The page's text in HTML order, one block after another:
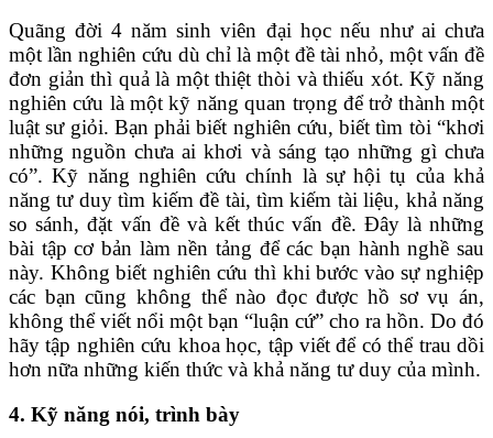
Quãng đời 4 năm sinh viên đại học nếu như ai chưa
một lần nghiên cứu dù chỉ là một đề tài nhỏ, một vấn đề
đơn giản thì quả là một thiệt thòi và thiếu xót. Kỹ năng
nghiên cứu là một kỹ năng quan trọng để trở thành một
luật sư giỏi. Bạn phải biết nghiên cứu, biết tìm tòi “khơi
những nguồn chưa ai khơi và sáng tạo những gì chưa
có”. Kỹ năng nghiên cứu chính là sự hội tụ của khả
năng tư duy tìm kiếm đề tài, tìm kiếm tài liệu, khả năng
so sánh, đặt vấn đề và kết thúc vấn đề. Đây là những
bài tập cơ bản làm nền tảng để các bạn hành nghề sau
này. Không biết nghiên cứu thì khi bước vào sự nghiệp
các bạn cũng không thể nào đọc được hồ sơ vụ án,
không thể viết nổi một bạn “luận cứ” cho ra hồn. Do đó
hãy tập nghiên cứu khoa học, tập viết để có thể trau dồi
hơn nữa những kiến thức và khả năng tư duy của mình.
4. Kỹ năng nói, trình bày